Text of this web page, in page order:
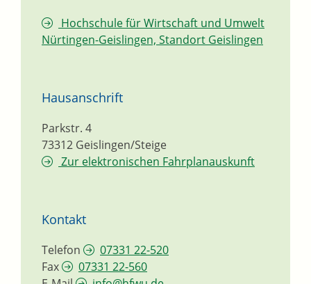
Hochschule für Wirtschaft und Umwelt
Nürtingen-Geislingen, Standort Geislingen
Hausanschrift
Parkstr. 4
73312 Geislingen/Steige
Zur elektronischen Fahrplanauskunft
Kontakt
Telefon
07331 22-520
Fax
07331 22-560